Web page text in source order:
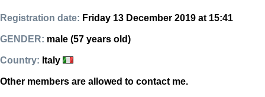
Registration date: Friday 13 December 2019 at 15:41
GENDER: male (57 years old)
Country: Italy
Other members are allowed to contact me.